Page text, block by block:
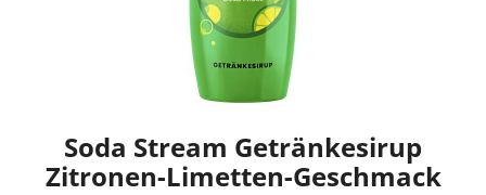
Soda Stream Getränkesirup
Zitronen-Limetten-Geschmack